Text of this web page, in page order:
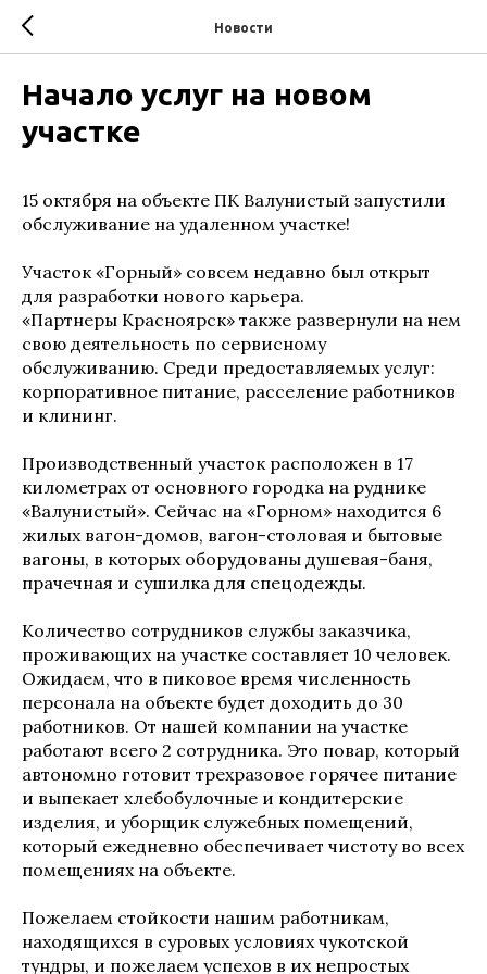
Новости
Начало услуг на новом
участке
15 октября на объекте ПК Валунистый запустили
обслуживание на удаленном участке!
Участок «Горный» совсем недавно был открыт
для разработки нового карьера.
«Партнеры Красноярск» также развернули на нем
свою деятельность по сервисному
обслуживанию. Среди предоставляемых услуг:
корпоративное питание, расселение работников
и клининг.
Производственный участок расположен в 17
километрах от основного городка на руднике
«Валунистый». Сейчас на «Горном» находится 6
жилых вагон-домов, вагон-столовая и бытовые
вагоны, в которых оборудованы душевая-баня,
прачечная и сушилка для спецодежды.
Количество сотрудников службы заказчика,
проживающих на участке составляет 10 человек.
Ожидаем, что в пиковое время численность
персонала на объекте будет доходить до 30
работников. От нашей компании на участке
работают всего 2 сотрудника. Это повар, который
автономно готовит трехразовое горячее питание
и выпекает хлебобулочные и кондитерские
изделия, и уборщик служебных помещений,
который ежедневно обеспечивает чистоту во всех
помещениях на объекте.
Пожелаем стойкости нашим работникам,
находящихся в суровых условиях чукотской
тундры, и пожелаем успехов в их непростых